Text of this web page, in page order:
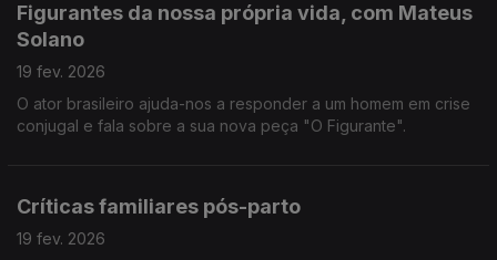
Figurantes da nossa própria vida, com Mateus
Solano
19 fev. 2026
O ator brasileiro ajuda-nos a responder a um homem em crise
conjugal e fala sobre a sua nova peça "O Figurante".
Críticas familiares pós-parto
19 fev. 2026